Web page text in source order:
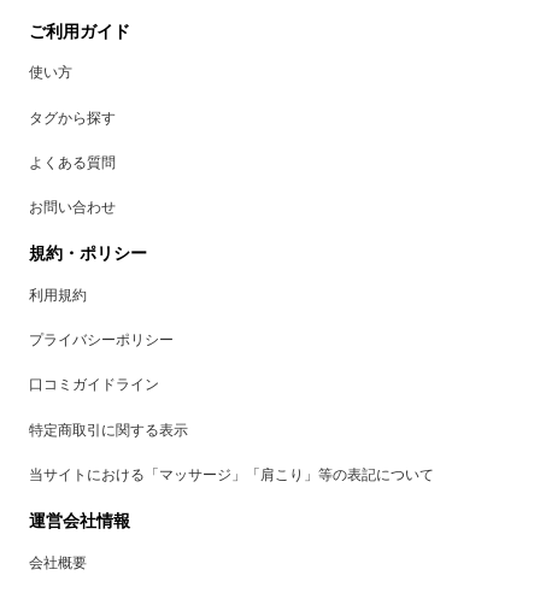
ご利用ガイド
使い方
タグから探す
よくある質問
お問い合わせ
規約・ポリシー
利用規約
プライバシーポリシー
口コミガイドライン
特定商取引に関する表示
当サイトにおける「マッサージ」「肩こり」等の表記について
運営会社情報
会社概要